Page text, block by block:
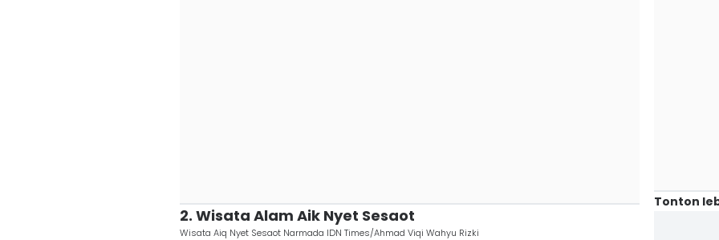
2. Wisata Alam Aik Nyet Sesaot
Wisata Aiq Nyet Sesaot Narmada IDN Times/Ahmad Viqi Wahyu Rizki
Tonton